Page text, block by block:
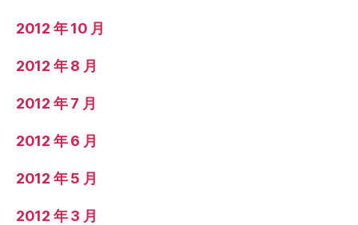
2012 年 10 月
2012 年 8 月
2012 年 7 月
2012 年 6 月
2012 年 5 月
2012 年 3 月